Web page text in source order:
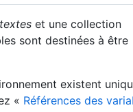
et une collection
sont destinées à être
existent
« Références des